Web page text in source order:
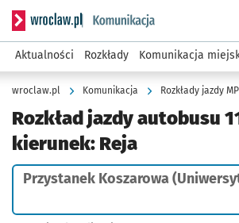
Serwis informacyjny wroclaw.pl
Aktualności Rozkłady Komunikacja
wroclaw.pl Komunikacja Rozkłady jazdy
Rozkład jazdy autobusu
kierunek: Reja
Przystanek Koszarowa